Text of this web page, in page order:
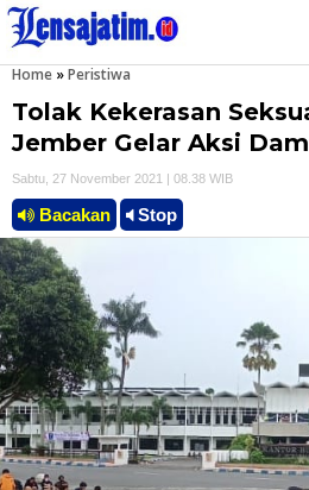
Home »Peristiwa
Tolak Kekerasan
Jember Gelar Aksi
Sabtu, 27 November 2021 | 08.38 WIB
Bacakan Stop